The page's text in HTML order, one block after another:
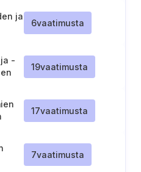
ja
6vaatimusta
-
19vaatimusta
17vaatimusta
7vaatimusta